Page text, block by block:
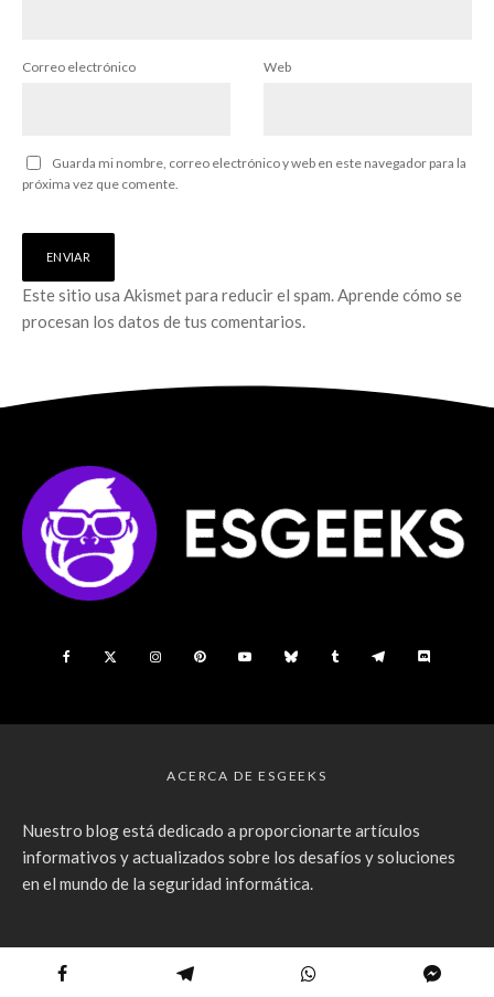
Correo electrónico Web
Guarda mi nombre, correo electrónico y web en este navegador para la
próxima vez que comente.
Este sitio usa Akismet para reducir el spam.Aprende cómo se
procesan los datos de tus comentarios.
ACERCA DE ESGEEKS
Nuestro blog está dedicado a proporcionarte artículos
informativos y actualizados sobre los desafíos y soluciones
en el mundo de la seguridad informática.